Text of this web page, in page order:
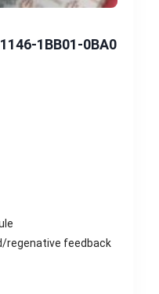
1BB01-0BA0
regenative feedback